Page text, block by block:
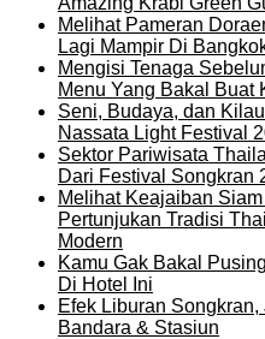
Melihat Pameran
Lagi Mampir Di
Mengisi Tenaga
Menu Yang Bakal Buat
Seni, Budaya, dan
Nassata Light Festival
Sektor Pariwisata
Dari Festival Songkran
Melihat Keajaiban
Pertunjukan Tradisi
Modern
Kamu Gak Bakal
Di Hotel Ini
Efek Liburan
Bandara & Stasiun